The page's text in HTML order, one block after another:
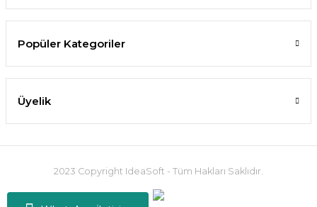
Popüler Kategoriler
Üyelik
2023 Copyright IdeaSoft - Tüm Hakları Saklıdır.